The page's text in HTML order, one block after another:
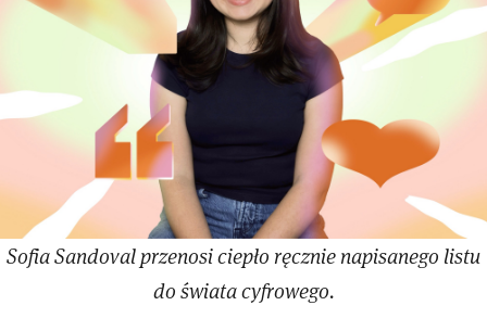
Sofia Sandoval przenosi ciepło ręcznie napisanego listu
do świata cyfrowego.